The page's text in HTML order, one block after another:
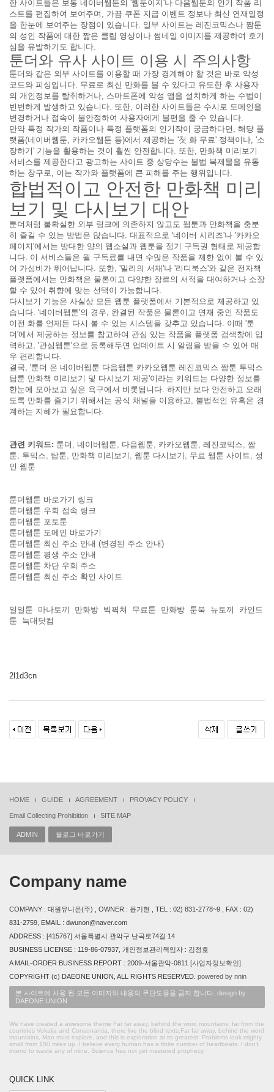
한 사이트들은 보통 네이버웹툰의 '웹툰이지'나 다음웹툰의 인기 작품 리
스트를 편집하여 보여주며, 가끔 쿠폰 지급 이벤트 정보나 최신 연재일정
을 한눈에 보여주는 장점이 있습니다. 일부 사이트는 레진코믹스나 짬툰
의 성인 작품에 대한 짧은 클립 영상이나 썸네일 이미지를 제공하여 호기
심을 유발하기도 합니다.
툰더와 유사 사이트 이용 시 주의사항
툰더와 같은 외부 사이트를 이용할 때 가장 경계해야 할 것은 바로 악성
코드와 피싱입니다. 무료로 최신 만화를 볼 수 있다고 유도한 후 사용자
의 개인정보를 탈취하거나, 스마트폰에 악성 앱을 설치하게 하는 수법이
빈번하게 발생하고 있습니다. 또한, 이러한 사이트들은 수시로 도메인을
변경하거나 접속이 불안정하여 사용자에게 불편을 줄 수 있습니다.
만약 특정 작가의 작품이나 특정 플랫폼의 인기작이 궁금하다면, 해당 플
랫폼(네이버웹툰, 카카오웹툰 등)에서 제공하는 '첫 화 무료' 정책이나, '소
장하기' 기능을 활용하는 것이 훨씬 안전합니다. 또한, 만화책 미리보기
서비스를 제공한다고 광고하는 사이트 중 상당수는 불법 복제물을 유통
하는 창구로, 이는 작가와 플랫폼에 큰 피해를 주는 행위입니다.
합법적이고 안전한 만화책 미리
보기 및 다시보기 대안
툰더처럼 불확실한 외부 링크에 의존하지 않고도 웹툰과 만화책을 충분
히 즐길 수 있는 방법은 많습니다. 대표적으로 '네이버 시리즈'나 '카카오
페이지'에서는 방대한 양의 웹소설과 웹툰을 정기 구독권 형태로 제공합
니다. 이 서비스들은 월 구독료를 내면 수많은 작품을 제한 없이 볼 수 있
어 가성비가 뛰어납니다. 또한, '밀리의 서재'나 '리디북스'와 같은 전자책
플랫폼에서는 만화책은 물론이고 다양한 장르의 서적을 대여하거나 소장
할 수 있어 취향에 맞는 선택이 가능합니다.
다시보기 기능은 사실상 모든 웹툰 플랫폼에서 기본적으로 제공하고 있
습니다. '네이버웹툰'의 경우, 완결된 작품은 물론이고 연재 중인 작품도
이전 화를 언제든 다시 볼 수 있는 시스템을 갖추고 있습니다. 이때 '툰
더'에서 제공하는 정보를 참고하여 관심 있는 작품을 플랫폼 검색창에 입
력하고, '관심웹툰'으로 등록해두면 업데이트 시 알림을 받을 수 있어 매
우 편리합니다.
결국, '툰더 은 네이버웹툰 다음웹툰 카카오웹툰 레진코믹스 짬툰 투믹스
탑툰 만화책 미리보기 및 다시보기 제공'이라는 키워드는 다양한 정보를
한눈에 모아보고 싶은 욕구에서 비롯됩니다. 하지만 보다 안전하고 오래
도록 만화를 즐기기 위해서는 공식 채널을 이용하고, 불법적인 유혹은 경
계하는 지혜가 필요합니다.
관련 키워드: 툰더, 네이버웹툰, 다음웹툰, 카카오웹툰, 레진코믹스, 짬
툰, 투믹스, 탑툰, 만화책 미리보기, 웹툰 다시보기, 무료 웹툰 사이트, 성
인 웹툰
툰더웹툰 바로가기 링크
툰더웹툰 우회 접속 링크
툰더웹툰 포토툰
툰더웹툰 도메인 바로가기
툰더웹툰 최신 주소 안내 (변경된 주소 안내)
툰더웹툰 평생 주소 안내
툰더웹툰 차단 우회 주소
툰더웹툰 최신 주소 확인 사이트
일일툰 마나토끼 만화방 빅픽쳐 무료툰 만화방 툰북 뉴토끼
카인드
툰
늑대닷컴
2l1d3cn
HOME GUIDE AGREEMENT PROVACY POLICY
Email Collecting Prohibition SITE MAP
ADMIN 블로그 바로가기
Company name
COMPANY : 대원유니온(주) , OWNER : 윤기현 , TEL : 02) 831-2778~9 , FAX : 02)
831-2759, EMAIL : dwunon@naver.com
ADDRESS : [415767] 서울특별시 관악구 난곡로74길 14
BUSINESS LICENSE : 119-86-07937, 개인정보관리책임자 : 김정호
A MAIL-ORDER BUSINESS REPORT : 2009-서울관악-0811 [사업자정보확인]
COPYRIGHT (c) DAEONE UNION, ALL RIGHTS RESERVED. powered by nnin
본 사이트에 사용 된 모든 이미지와 내용의 무단도용을 금지 합니다. design by
DAEONE UNION
We have created a awesome theme Far far away, behind the word mountains, far from the
countries Vokalia and Consonantia, there live the blind texts.Far far away, behind the word
mountains, Man must explore, and this is exploration at its greatest. Problems look mighty
small from 150 miles up. I believe every human has a finite number of heartbeats. I don't
intend to waste any of mine. Science has not yet mastered prophecy.
QUICK LINK